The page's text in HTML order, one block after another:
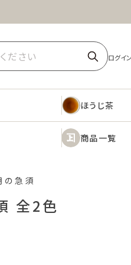
商品一覧
ほうじ茶
商品一覧
の急須
全2色